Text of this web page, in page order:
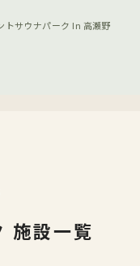
サウナパーク In 高瀬野
施設一覧